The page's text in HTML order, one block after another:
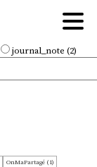
journal_note (2)
OnMaPartagé (1)